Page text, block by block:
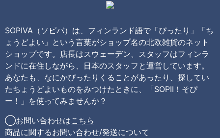
SOPIVA（ソピバ）は、フィンランド語で「ぴったり」「ち
ょうどよい」という言葉がショップ名の北欧雑貨のネット
ショップです。店長はスウェーデン、スタッフはフィンラ
ンドに在住しながら、日本のスタッフと運営しています。
あなたも、なにかぴったりくることがあったり、探してい
たちょうどよいものをみつけたときに、「SOPII！そぴ
ー！」を使ってみませんか？
◯お問い合わせはこちら
商品に関するお問い合わせ/発送について